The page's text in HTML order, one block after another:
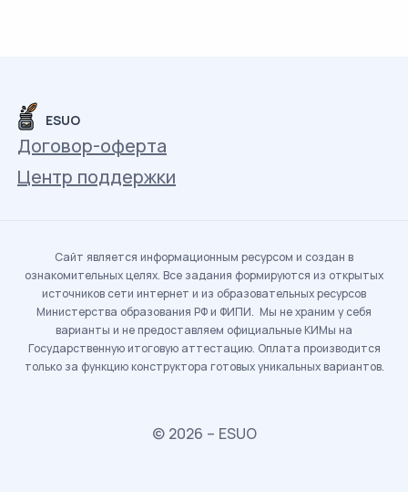
ESUO
Договор-оферта
Центр поддержки
Сайт является информационным ресурсом и создан в
ознакомительных целях. Все задания формируются из открытых
источников сети интернет и из образовательных ресурсов
Министерства образования РФ и ФИПИ. Мы не храним у себя
варианты и не предоставляем официальные КИМы на
Государственную итоговую аттестацию. Оплата производится
только за функцию конструктора готовых уникальных вариантов.
© 2026 – ESUO